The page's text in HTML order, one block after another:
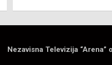
Nezavisna Televizija “Arena”